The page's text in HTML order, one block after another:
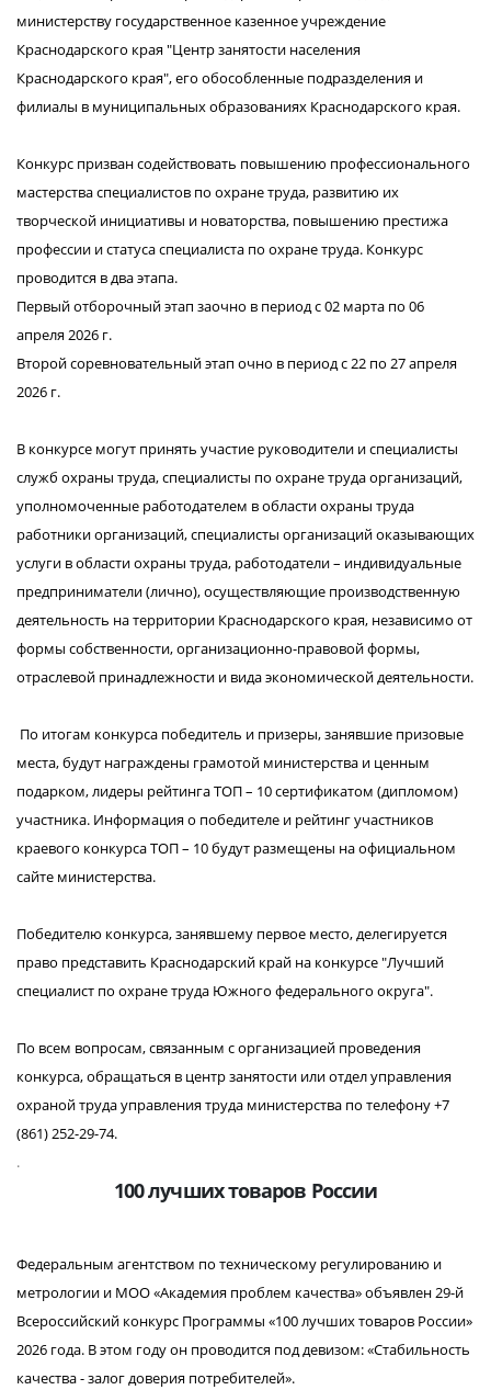
министерству государственное казенное учреждение
Краснодарского края "Центр занятости населения
Краснодарского края", его обособленные подразделения и
филиалы в муниципальных образованиях Краснодарского края.
Конкурс призван содействовать повышению профессионального
мастерства специалистов по охране труда, развитию их
творческой инициативы и новаторства, повышению престижа
профессии и статуса специалиста по охране труда. Конкурс
проводится в два этапа.
Первый отборочный этап заочно в период с 02 марта по 06
апреля 2026 г.
Второй соревновательный этап очно в период с 22 по 27 апреля
2026 г.
В конкурсе могут принять участие руководители и специалисты
служб охраны труда, специалисты по охране труда организаций,
уполномоченные работодателем в области охраны труда
работники организаций, специалисты организаций оказывающих
услуги в области охраны труда, работодатели – индивидуальные
предприниматели (лично), осуществляющие производственную
деятельность на территории Краснодарского края, независимо от
формы собственности, организационно-правовой формы,
отраслевой принадлежности и вида экономической деятельности.
По итогам конкурса победитель и призеры, занявшие призовые
места, будут награждены грамотой министерства и ценным
подарком, лидеры рейтинга ТОП – 10 сертификатом (дипломом)
участника. Информация о победителе и рейтинг участников
краевого конкурса ТОП – 10 будут размещены на официальном
сайте министерства.
Победителю конкурса, занявшему первое место, делегируется
право представить Краснодарский край на конкурсе "Лучший
специалист по охране труда Южного федерального округа".
По всем вопросам, связанным с организацией проведения
конкурса, обращаться в центр занятости или отдел управления
охраной труда управления труда министерства по телефону +7
(861) 252-29-74.
.
100 лучших товаров России
Федеральным агентством по техническому регулированию и
метрологии и МОО «Академия проблем качества» объявлен 29-й
Всероссийский конкурс Программы «100 лучших товаров России»
2026 года. В этом году он проводится под девизом: «Стабильность
качества - залог доверия потребителей».